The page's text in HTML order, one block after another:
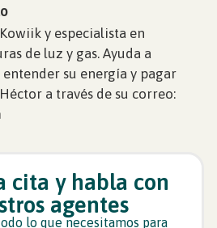
y especialista en
de luz y gas. Ayuda a
entender su energía y pagar
a través de su correo:
cita y habla con
agentes
lo que necesitamos para